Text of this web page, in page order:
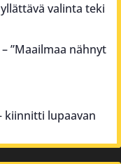
valinta teki
”Maailmaa nähnyt
kiinnitti lupaavan